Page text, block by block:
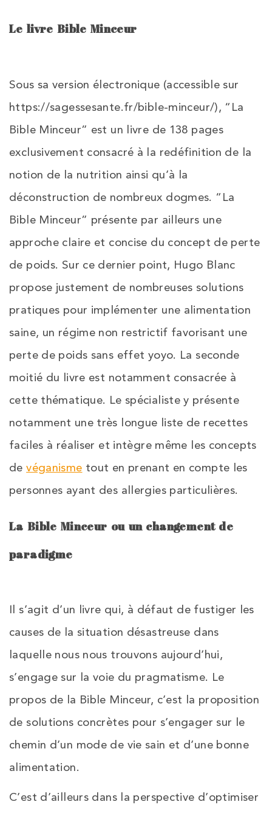
Le livre Bible Minceur
Sous sa version électronique (accessible sur
https://sagessesante.fr/bible-minceur/), “La
Bible Minceur” est un livre de 138 pages
exclusivement consacré à la redéfinition de la
notion de la nutrition ainsi qu’à la
déconstruction de nombreux dogmes. “La
Bible Minceur” présente par ailleurs une
approche claire et concise du concept de perte
de poids. Sur ce dernier point, Hugo Blanc
propose justement de nombreuses solutions
pratiques pour implémenter une alimentation
saine, un régime non restrictif favorisant une
perte de poids sans effet yoyo. La seconde
moitié du livre est notamment consacrée à
cette thématique. Le spécialiste y présente
notamment une très longue liste de recettes
faciles à réaliser et intègre même les concepts
devéganisme tout en prenant en compte les
personnes ayant des allergies particulières.
La Bible Minceur ou un changement de
paradigme
Il s’agit d’un livre qui, à défaut de fustiger les
causes de la situation désastreuse dans
laquelle nous nous trouvons aujourd’hui,
s’engage sur la voie du pragmatisme. Le
propos de la Bible Minceur, c’est la proposition
de solutions concrètes pour s’engager sur le
chemin d’un mode de vie sain et d’une bonne
alimentation.
C’est d’ailleurs dans la perspective d’optimiser